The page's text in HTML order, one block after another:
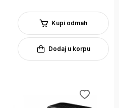
Kupi odmah
Dodaj u korpu